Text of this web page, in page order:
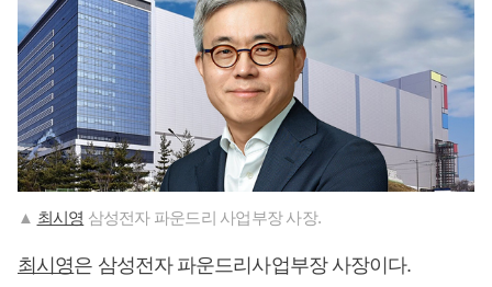
▲ 최시영 삼성전자 파운드리 사업부장 사장.
최시영은 삼성전자 파운드리사업부장 사장이다.